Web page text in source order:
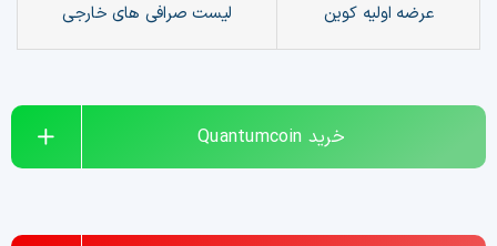
فیلتر ارزهای دیجیتال
کارمزد
تماس با ما
عرضه اولیه کوین لیست صرافی های خارجی
خرید Quantumcoin